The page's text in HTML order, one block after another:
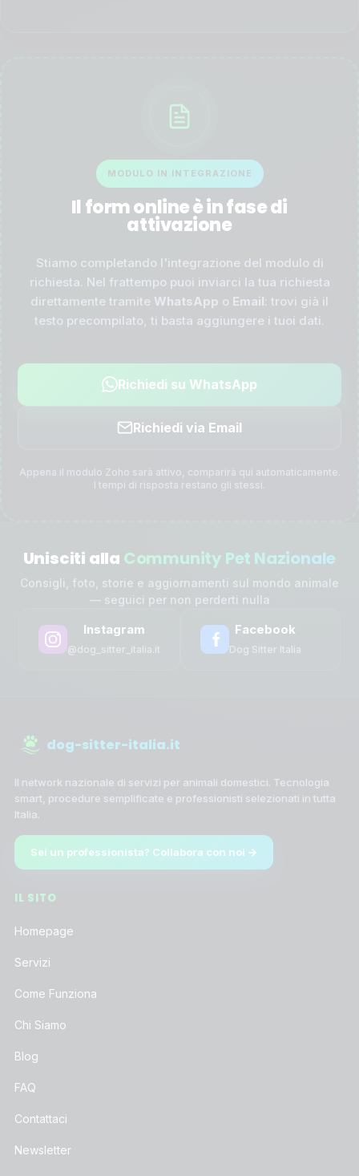
MODULO IN INTEGRAZIONE
Il form online è in fase di
attivazione
Stiamo completando l'integrazione del modulo di
richiesta. Nel frattempo puoi inviarci la tua richiesta
direttamente tramite WhatsApp o Email: trovi già il
testo precompilato, ti basta aggiungere i tuoi dati.
Richiedi su WhatsApp
Richiedi via Email
Appena il modulo Zoho sarà attivo, comparirà qui automaticamente.
I tempi di risposta restano gli stessi.
Unisciti alla Community Pet Nazionale
Consigli, foto, storie e aggiornamenti sul mondo animale
— seguici per non perderti nulla
Instagram
@dog_sitter_italia.it
Facebook
Dog Sitter Italia
dog-sitter-italia.it
Il network nazionale di servizi per animali domestici. Tecnologia
smart, procedure semplificate e professionisti selezionati in tutta
Italia.
Sei un professionista? Collabora con noi →
IL SITO
Homepage
Servizi
Come Funziona
Chi Siamo
Blog
FAQ
Contattaci
Newsletter